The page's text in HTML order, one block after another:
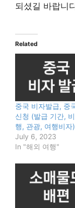
되셨길 바랍니
Related
중국 비자발급, 중
신청 (발급 기간,
행, 관광, 여행비자)
July 6, 2023
In "해외 여행"